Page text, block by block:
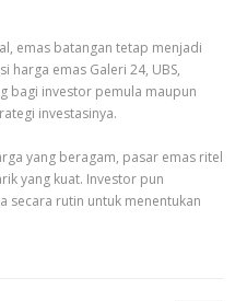
emas batangan tetap menjadi
harga emas Galeri 24, UBS,
bagi investor pemula maupun
investasinya.
yang beragam, pasar emas ritel
yang kuat. Investor pun
secara rutin untuk menentukan